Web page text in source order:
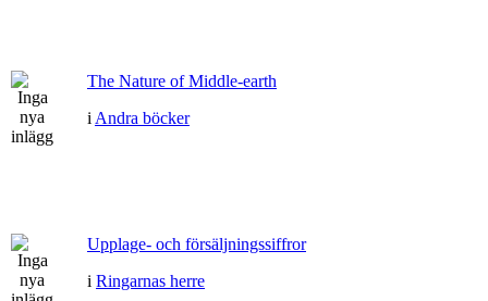
The Nature of Middle-earth
i Andra böcker
Upplage- och försäljningssiffror
i Ringarnas herre